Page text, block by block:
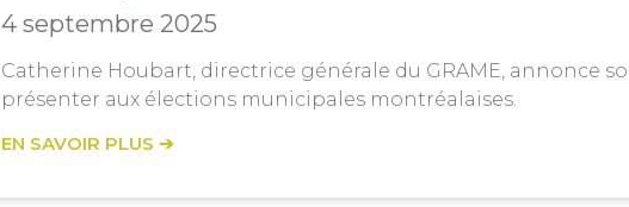
4 septembre 2025
Catherine Houbart, directrice générale du GRAME, annonce
présenter aux élections municipales montréalaises.
EN SAVOIR PLUS ➔